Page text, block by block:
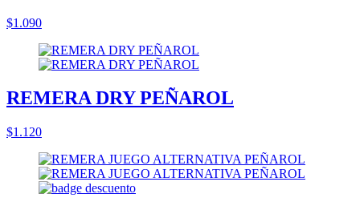
$1.090
REMERA DRY PEÑAROL
$1.120